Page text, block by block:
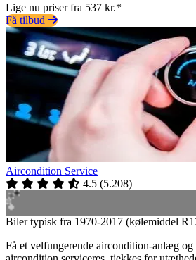
Lige nu priser fra 537 kr.*
Få tilbud
Aircondition Service
4.5 (5.208)
Biler typisk fra 1970-2017 (kølemiddel
Få et velfungerende aircondition-anlæg